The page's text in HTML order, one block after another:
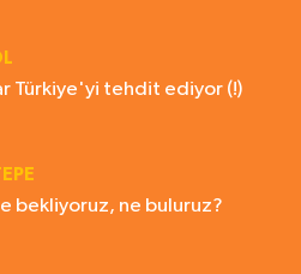
Türkiye'yi tehdit ediyor (!)
bekliyoruz, ne buluruz?